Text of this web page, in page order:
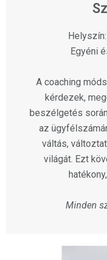
Egyéni
A coaching
kérdezek,
beszélgetés
az
váltás,
világát. Ezt
Minden